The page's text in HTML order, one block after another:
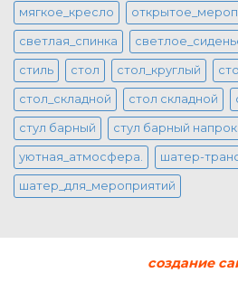
мягкое_кресло
светлая_спинка
стиль стол стол_круглый
стол_складной стол складной
стул барный стул барный
уютная_атмосфера. шатер-
шатер_для_мероприятий
создание